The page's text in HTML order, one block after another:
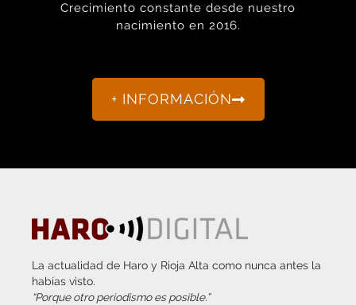
Crecimiento constante desde nuestro
nacimiento en 2016.
+ INFORMACIÓN
La actualidad de Haro y Rioja Alta como nunca antes la
habías visto.
“Porque otro periodismo es posible.”